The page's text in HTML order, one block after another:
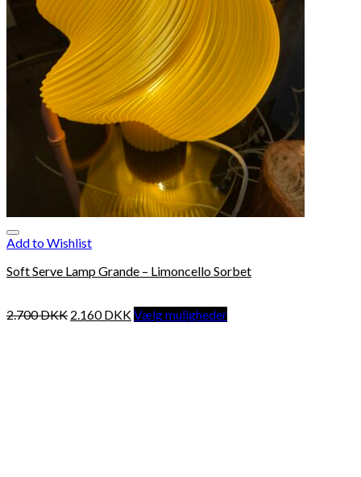
Add to Wishlist
Soft Serve Lamp Grande – Limoncello Sorbet
2.700DKK 2.160DKKVælg muligheder